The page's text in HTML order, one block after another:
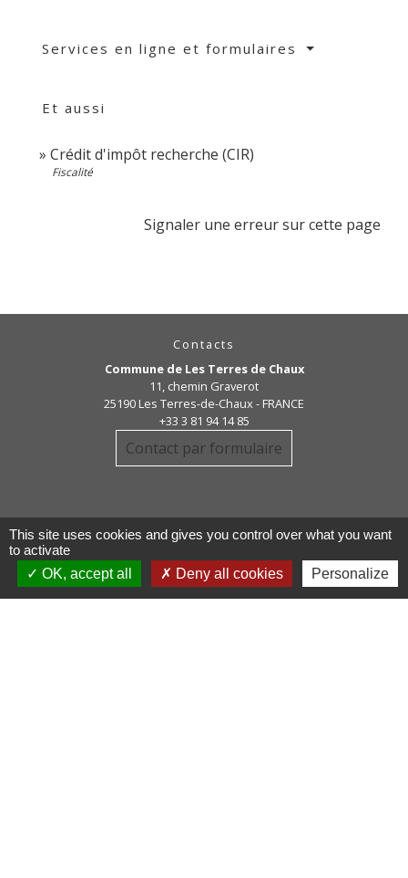
Services en ligne et formulaires
Et aussi
Crédit d'impôt recherche (CIR)
Fiscalité
Signaler une erreur sur cette page
Contacts
Commune de Les Terres de Chaux
11, chemin Graverot
25190 Les Terres-de-Chaux - FRANCE
+33 3 81 94 14 85
Contact par formulaire
Liens
This site uses cookies and gives you control over what you want
to activate
OK, accept all
Deny all cookies Personalize